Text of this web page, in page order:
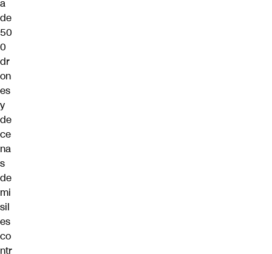
a
de
50
0
dr
on
es
y
de
ce
na
s
de
mi
sil
es
co
ntr